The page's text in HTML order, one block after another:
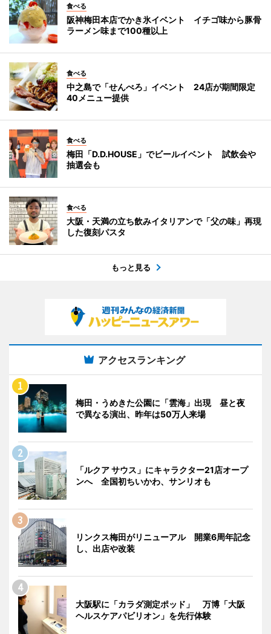
食べる
阪神梅田本店でかき氷イベント イチゴ味から豚骨
ラーメン味まで100種以上
食べる
中之島で「せんべろ」イベント 24店が期間限定
40メニュー提供
食べる
梅田「D.D.HOUSE」でビールイベント 試飲会や
抽選会も
食べる
大阪・天満の立ち飲みイタリアンで「父の味」再現
した復刻パスタ
もっと見る
アクセスランキング
梅田・うめきた公園に「雲海」出現 昼と夜
で異なる演出、昨年は50万人来場
「ルクア サウス」にキャラクター21店オープ
ンへ 全国初ちいかわ、サンリオも
リンクス梅田がリニューアル 開業6周年記念
し、出店や改装
大阪駅に「カラダ測定ポッド」 万博「大阪
ヘルスケアパビリオン」を先行体験